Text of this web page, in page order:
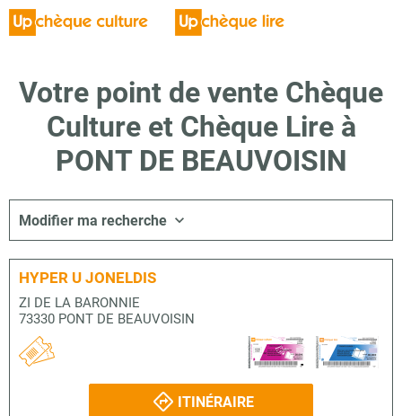
Votre point de vente Chèque
Culture et Chèque Lire à
PONT DE BEAUVOISIN
Modifier ma recherche
HYPER U JONELDIS
ZI DE LA BARONNIE
73330 PONT DE BEAUVOISIN
ITINÉRAIRE